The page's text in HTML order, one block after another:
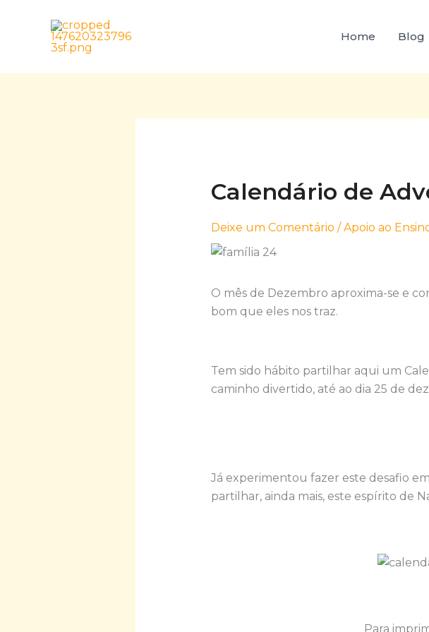
Home Blog
Calendário de
Deixe um Comentário /Apoio ao
O mês de Dezembro aproxima-se e
bom que eles nos traz.
Tem sido hábito partilhar aqui um
caminho divertido, até ao dia 25 de
Já experimentou fazer este desafio
partilhar, ainda mais, este espírito de
Para